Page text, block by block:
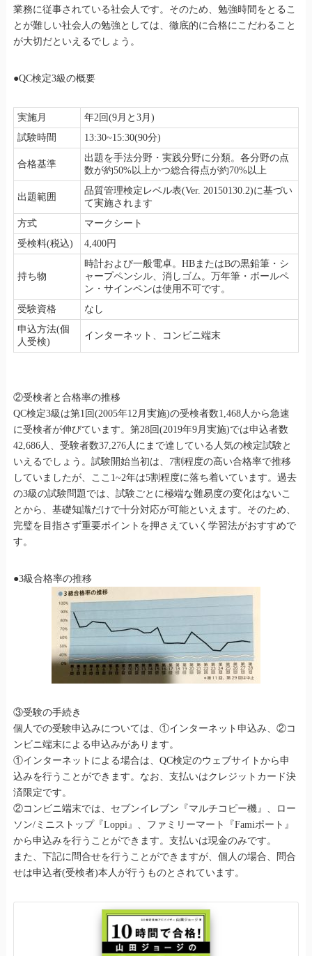
業務に従事されている社会人です。そのため、勉強時間をとるこ
とが難しい社会人の勉強としては、徹底的に合格にこだわること
が大切だといえるでしょう。
●QC検定3級の概要
実施月
年2回(9月と3月)
試験時間
13:30~15:30(90分)
合格基準
出題を手法分野・実践分野に分類。各分野の点
数が約50%以上かつ総合得点が約70%以上
出題範囲
品質管理検定レベル表(Ver. 20150130.2)に基づい
て実施されます
方式
マークシート
受検料(税込)
4,400円
持ち物
時計および一般電卓。HBまたはBの黒鉛筆・シ
ャープペンシル、消しゴム。万年筆・ボールペ
ン・サインペンは使用不可です。
受験資格
なし
申込方法(個
人受検)
インターネット、コンビニ端末
②受検者と合格率の推移
QC検定3級は第1回(2005年12月実施)の受検者数1,468人から急速
に受検者が伸びています。第28回(2019年9月実施)では申込者数
42,686人、受験者数37,276人にまで達している人気の検定試験と
いえるでしょう。試験開始当初は、7割程度の高い合格率で推移
していましたが、ここ1~2年は5割程度に落ち着いています。過去
の3級の試験問題では、試験ごとに極端な難易度の変化はないこ
とから、基礎知識だけで十分対応が可能といえます。そのため、
完璧を目指さず重要ポイントを押さえていく学習法がおすすめで
す。
●3級合格率の推移
③受験の手続き
個人での受験申込みについては、①インターネット申込み、②コ
ンビニ端末による申込みがあります。
①インターネットによる場合は、QC検定のウェブサイトから申
込みを行うことができます。なお、支払いはクレジットカード決
済限定です。
②コンビニ端末では、セブンイレブン『マルチコピー機』、ロー
ソン/ミニストップ『Loppi』、ファミリーマート『Famiポート』
から申込みを行うことができます。支払いは現金のみです。
また、下記に問合せを行うことができますが、個人の場合、問合
せは申込者(受検者)本人が行うものとされています。